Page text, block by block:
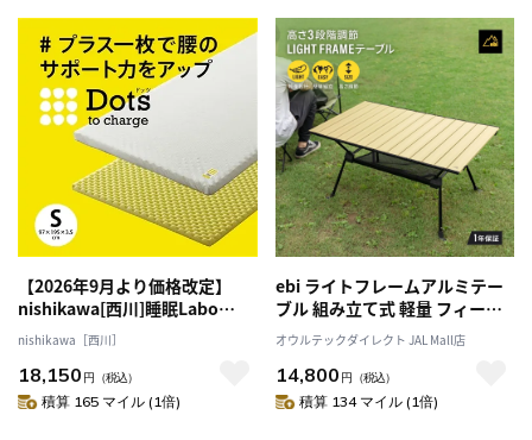
【2026年9月より価格改定】
nishikawa[西川]睡眠Labo
Dotsヘルシーライトマットレス
シングルサイズ 送料込み
nishikawa［西川］
18,150 円 （税込）
積算 165 マイル (1倍)
ebi ライトフレームアルミテー
ブル 組み立て式 軽量 フィール
ドベージュ
オウルテックダイレクト JAL Mall店
14,800 円 （税込）
積算 134 マイル (1倍)